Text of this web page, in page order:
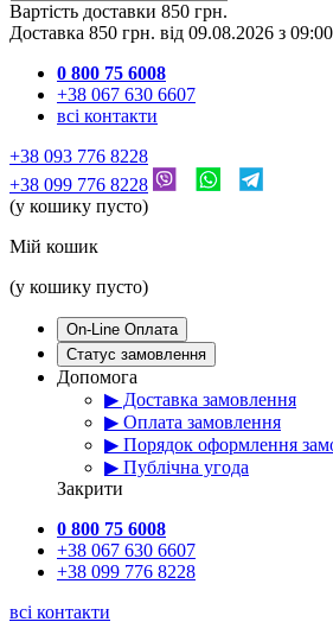
Вартість доставки 850 грн.
Доставка 850 грн. від 09.08.2026 з 09:00
0 800 75 6008
+38 067 630 6607
всі контакти
+38 093 776 8228
+38 099 776 8228
(у кошику пусто)
Мій кошик
(у кошику пусто)
On-Line Оплата
Статус замовлення
Допомога
▶ Доставка замовлення
▶ Оплата замовлення
▶ Порядок оформлення
▶ Публічна угода
Закрити
0 800 75 6008
+38 067 630 6607
+38 099 776 8228
всі контакти